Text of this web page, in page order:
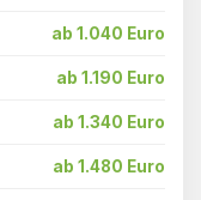
ab 1.040 Euro
ab 1.190 Euro
ab 1.340 Euro
ab 1.480 Euro